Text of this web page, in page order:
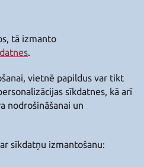
tā izmanto
.
vietnē papildus var tikt
sīkdatnes, kā arī
nodrošināšanai un
sīkdatņu izmantošanu: